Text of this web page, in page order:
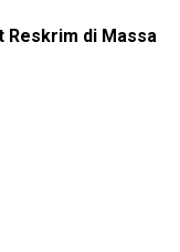
Reskrim di Massa